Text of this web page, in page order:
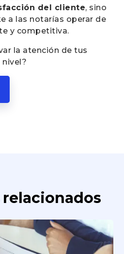
del cliente, sino
a las notarías operar de
y competitiva.
la atención de tus